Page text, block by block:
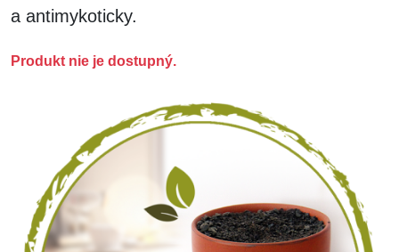
a antimykoticky.
Produkt nie je dostupný.